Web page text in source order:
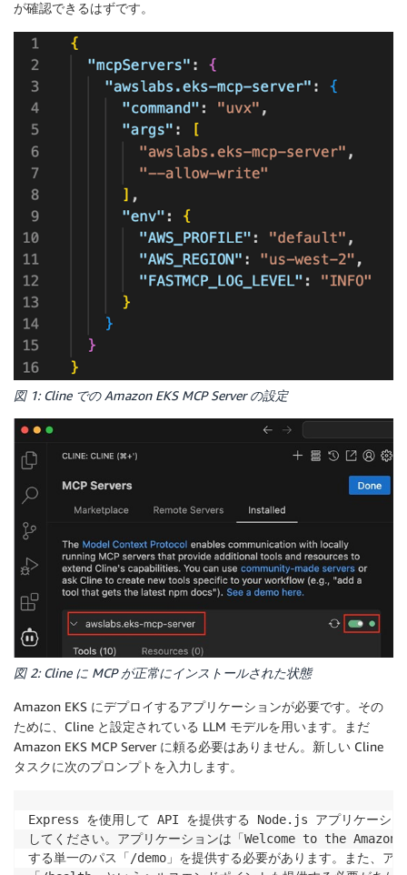
が確認できるはずです。
図 1: Cline での Amazon EKS MCP Server の設定
図 2: Cline に MCP が正常にインストールされた状態
Amazon EKS にデプロイするアプリケーションが必要です。その
ために、Cline と設定されている LLM モデルを用います。まだ
Amazon EKS MCP Server に頼る必要はありません。新しい Cline
タスクに次のプロンプトを入力します。
Express を使用して API を提供する Node.js アプリケーショ
してください。アプリケーションは「Welcome to the Amazon
する単一のパス「/demo」を提供する必要があります。また、ア